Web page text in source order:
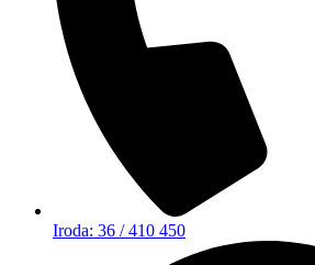
Iroda: 36 / 410 450